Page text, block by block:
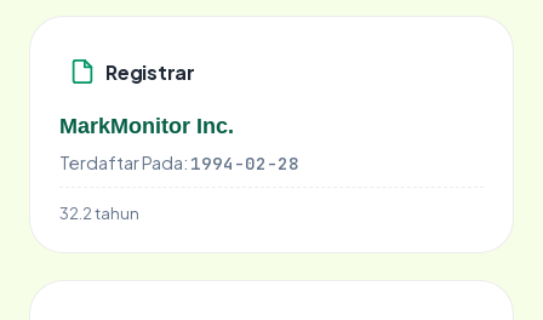
Registrar
MarkMonitor Inc.
Terdaftar Pada: 1994-02-28
32.2 tahun